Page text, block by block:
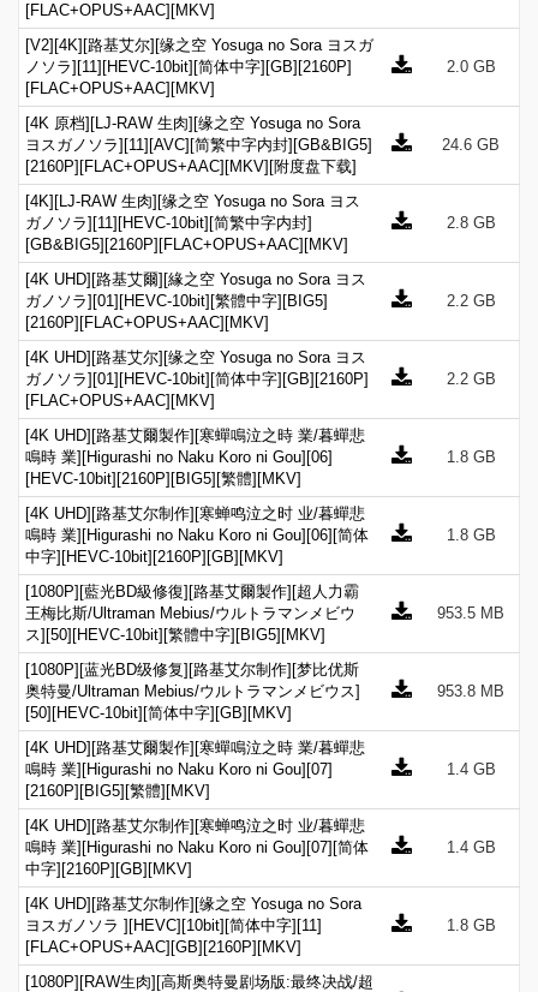
[FLAC+OPUS+AAC][MKV]
[V2][4K][路基艾尔][缘之空 Yosuga no Sora ヨスガ
ノソラ][11][HEVC-10bit][简体中字][GB][2160P]
[FLAC+OPUS+AAC][MKV]
2.0 GB
[4K 原档][LJ-RAW 生肉][缘之空 Yosuga no Sora
ヨスガノソラ][11][AVC][简繁中字内封][GB&BIG5]
[2160P][FLAC+OPUS+AAC][MKV][附度盘下载]
24.6 GB
[4K][LJ-RAW 生肉][缘之空 Yosuga no Sora ヨス
ガノソラ][11][HEVC-10bit][简繁中字内封]
[GB&BIG5][2160P][FLAC+OPUS+AAC][MKV]
2.8 GB
[4K UHD][路基艾爾][緣之空 Yosuga no Sora ヨス
ガノソラ][01][HEVC-10bit][繁體中字][BIG5]
[2160P][FLAC+OPUS+AAC][MKV]
2.2 GB
[4K UHD][路基艾尔][缘之空 Yosuga no Sora ヨス
ガノソラ][01][HEVC-10bit][简体中字][GB][2160P]
[FLAC+OPUS+AAC][MKV]
2.2 GB
[4K UHD][路基艾爾製作][寒蟬鳴泣之時 業/暮蟬悲
鳴時 業][Higurashi no Naku Koro ni Gou][06]
[HEVC-10bit][2160P][BIG5][繁體][MKV]
1.8 GB
[4K UHD][路基艾尔制作][寒蝉鸣泣之时 业/暮蟬悲
鳴時 業][Higurashi no Naku Koro ni Gou][06][简体
中字][HEVC-10bit][2160P][GB][MKV]
1.8 GB
[1080P][藍光BD級修復][路基艾爾製作][超人力霸
王梅比斯/Ultraman Mebius/ウルトラマンメビウ
ス][50][HEVC-10bit][繁體中字][BIG5][MKV]
953.5 MB
[1080P][蓝光BD级修复][路基艾尔制作][梦比优斯
奥特曼/Ultraman Mebius/ウルトラマンメビウス]
[50][HEVC-10bit][简体中字][GB][MKV]
953.8 MB
[4K UHD][路基艾爾製作][寒蟬鳴泣之時 業/暮蟬悲
鳴時 業][Higurashi no Naku Koro ni Gou][07]
[2160P][BIG5][繁體][MKV]
1.4 GB
[4K UHD][路基艾尔制作][寒蝉鸣泣之时 业/暮蟬悲
鳴時 業][Higurashi no Naku Koro ni Gou][07][简体
中字][2160P][GB][MKV]
1.4 GB
[4K UHD][路基艾尔制作][缘之空 Yosuga no Sora
ヨスガノソラ ][HEVC][10bit][简体中字][11]
[FLAC+OPUS+AAC][GB][2160P][MKV]
1.8 GB
[1080P][RAW生肉][高斯奥特曼剧场版:最终决战/超